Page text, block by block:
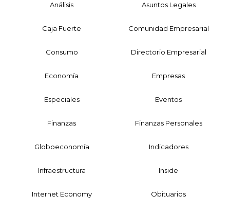
Análisis Asuntos Legales
Caja Fuerte Comunidad Empresarial
Consumo Directorio Empresarial
Economía Empresas
Especiales Eventos
Finanzas Finanzas Personales
Globoeconomía Indicadores
Infraestructura Inside
Internet Economy Obituarios